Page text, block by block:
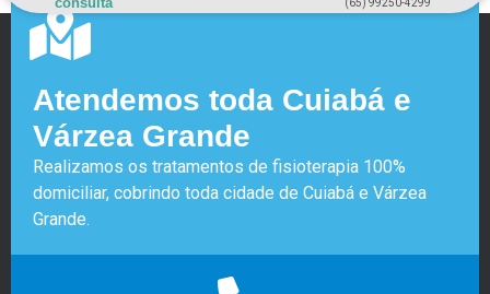
(65) 99250-4299
Atendemos toda Cuiabá e
Várzea Grande
Realizamos os tratamentos de fisioterapia 100%
domiciliar, cobrindo toda cidade de Cuiabá e Várzea
Grande.